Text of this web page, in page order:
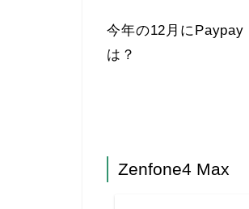
今年の12月にPaypay
は？
Zenfone4 Max